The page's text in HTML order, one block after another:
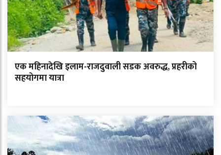
एक महिनादेखि इलाम-राजदुवाली सडक अवरुद्ध, प्रहरीको
सहयोगमा यात्रा